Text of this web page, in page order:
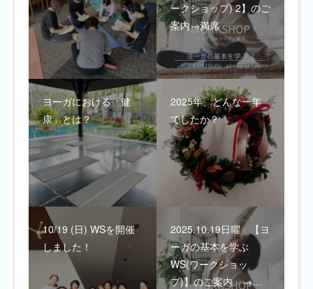
ークショップ) 2】のご
案内→満席
ヨーガにおける「健
康」とは？
2025年、どんな一年
でしたか？
10/19 (日) WSを開催
しました！
2025.10.19日曜 【ヨ
ーガの基本を学ぶ
WS(ワークショッ
プ)】のご案内 →…